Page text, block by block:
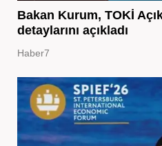
Bakan Kurum, TOKİ
detaylarını açıkladı
Haber7